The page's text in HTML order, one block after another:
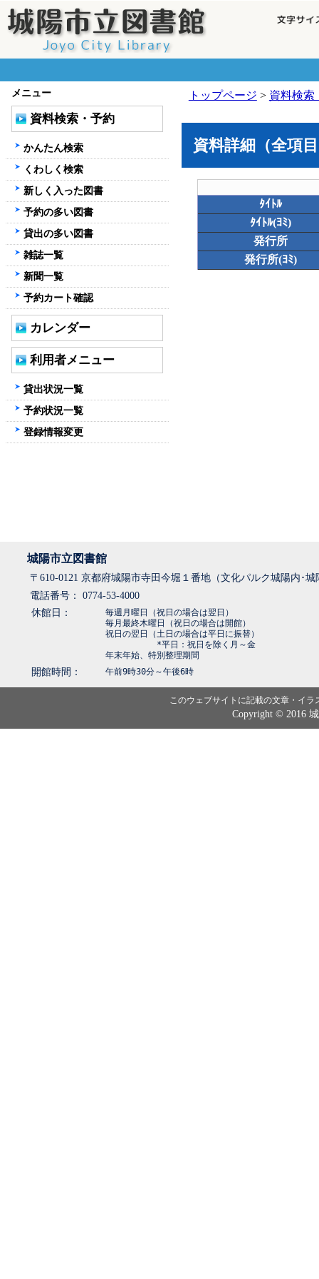
トップページ > 資料検索
資料詳細（全項
ﾀｲﾄﾙ
ﾀｲﾄﾙ(ﾖﾐ)
発行所
発行所(ﾖﾐ)
メニュー
資料検索・予約
かんたん検索
くわしく検索
新しく入った図書
予約の多い図書
貸出の多い図書
雑誌一覧
新聞一覧
予約カート確認
カレンダー
利用者メニュー
貸出状況一覧
予約状況一覧
登録情報変更
城陽市立図書館
〒610-0121 京都府城陽市寺田今堀１番地（文化パルク城陽内･
電話番号： 0774-53-4000
休館日：
毎週月曜日（祝日の場合は翌日）
毎月最終木曜日（祝日の場合は開館）
祝日の翌日（土日の場合は平日に振替）
*平日：祝日を除く月～金
年末年始、特別整理期間
開館時間： 午前9時30分～午後6時
このウェブサイトに記載の文章・イ
Copyright © 2016